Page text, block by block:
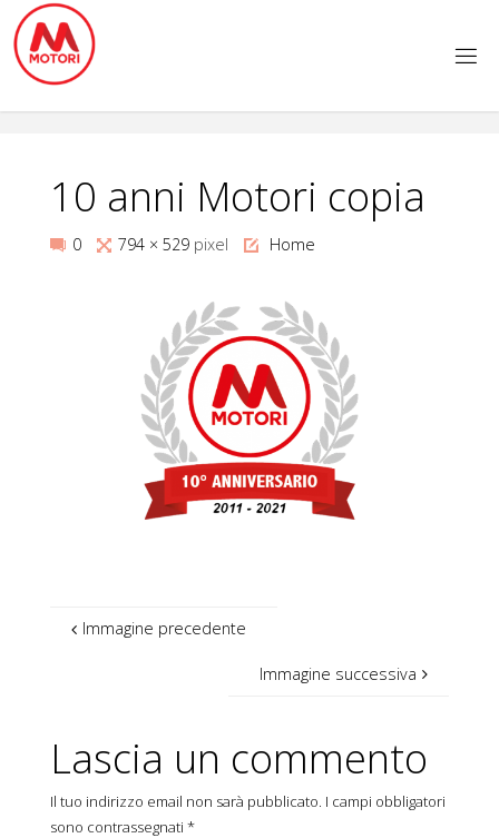
Salta
contenuto
10 anni Motori copia
0
Tutta794 × 529 pixel Home
Immagine precedente
Immagine successiva
Lascia un commento
Il tuo indirizzo email non sarà pubblicato. I campi obbligatori
sono contrassegnati *